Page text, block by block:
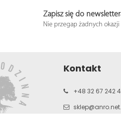
Zapisz się do
Nie przegap żadnych
Kontakt
+48 32 67 242